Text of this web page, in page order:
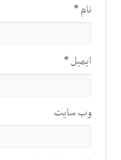
نام*
ایمیل*
وب‌ سایت